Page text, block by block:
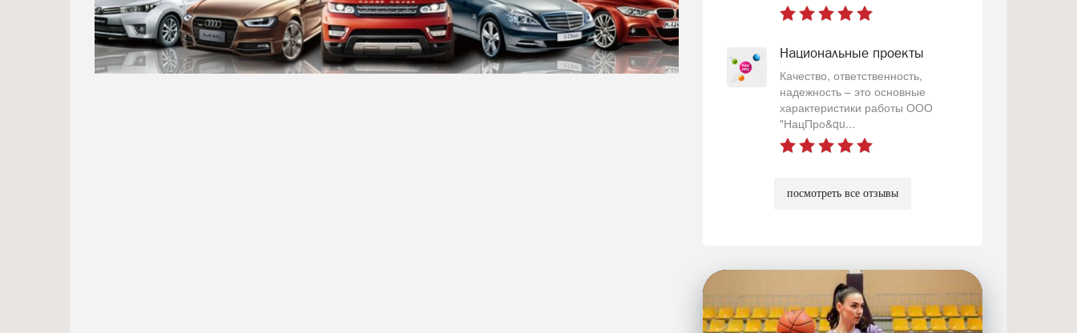
Национальные проекты
Качество, ответственность,
надежность – это основные
характеристики работы ООО
"НацПро&qu...
посмотреть все отзывы